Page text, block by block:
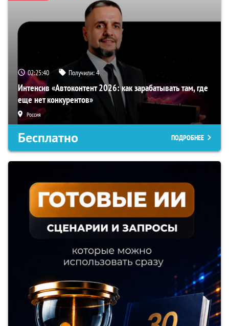
02:25:39 Получили:4
Интенсив «Автоконтент 2026: как зарабатывать там, где
еще нет конкурентов»
Россия
Бесплатно ПОДРОБНЕЕ